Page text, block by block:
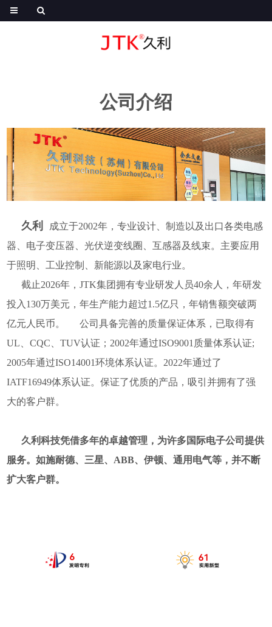
公司介绍
久利
成立于2002年，专业设计、制造以及出口各类电感
器、电子变压器、光伏逆变线圈、互感器及线束。主要应用
于照明、工业控制、新能源以及家电行业。
截止2026年，JTK集团拥有专业研发人员40余人，年研发
投入130万美元，年生产能力超过1.5亿只，年销售额突破两
亿元人民币。
公司具备完善的质量保证体系，已取得有
UL、CQC、TUV认证；2002年通过ISO9001质量体系认证;
2005年通过ISO14001环境体系认证。2022年通过了
IATF16949体系认证。保证了优质的产品，吸引并拥有了强
大的客户群。
久利科技凭借多年的卓越管理，为许多国际电子公司提供
服务。如施耐德、三星、ABB、伊顿、通用电气等，并不断
扩大客户群。